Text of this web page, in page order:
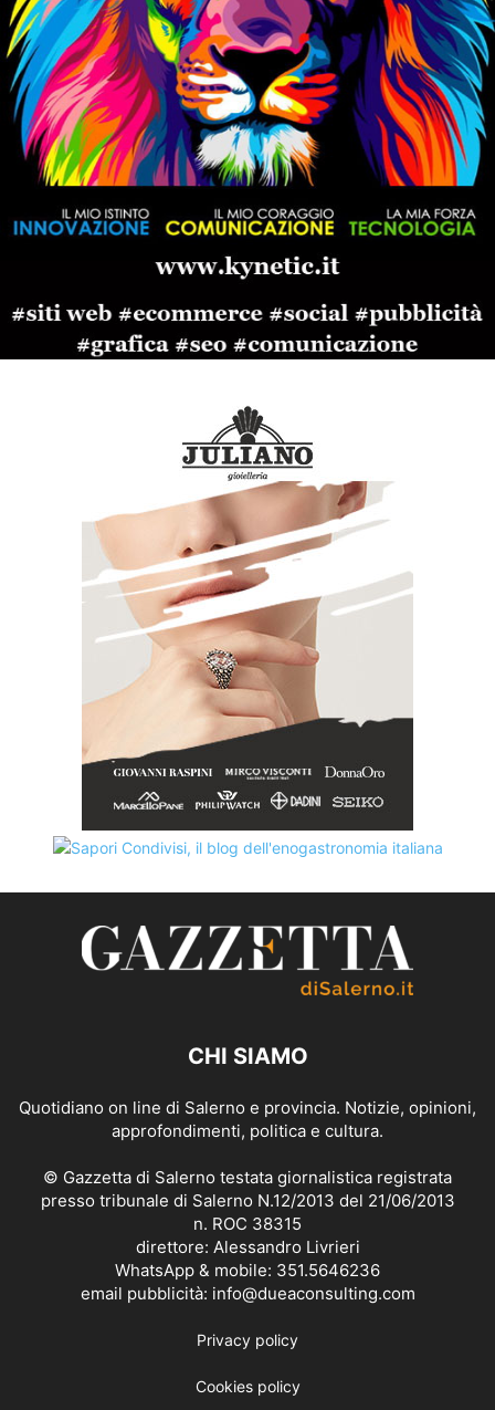
CHI SIAMO
Quotidiano on line di Salerno e provincia. Notizie, opinioni,
approfondimenti, politica e cultura.
© Gazzetta di Salerno testata giornalistica registrata
presso tribunale di Salerno N.12/2013 del 21/06/2013
n. ROC 38315
direttore: Alessandro Livrieri
WhatsApp & mobile: 351.5646236
email pubblicità: info@dueaconsulting.com
Privacy policy
Cookies policy